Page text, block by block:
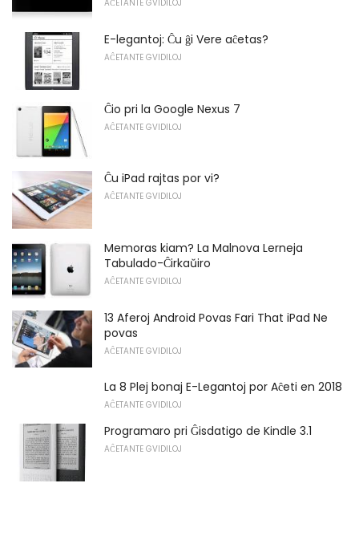
AĈETANTE GVIDILOJ
E-legantoj: Ĉu ĝi Vere aĉetas?
AĈETANTE GVIDILOJ
Ĉio pri la Google Nexus 7
AĈETANTE GVIDILOJ
Ĉu iPad rajtas por vi?
AĈETANTE GVIDILOJ
Memoras kiam? La Malnova Lerneja
Tabulado-Ĉirkaŭiro
AĈETANTE GVIDILOJ
13 Aferoj Android Povas Fari That iPad Ne
povas
AĈETANTE GVIDILOJ
La 8 Plej bonaj E-Legantoj por Aĉeti en 2018
AĈETANTE GVIDILOJ
Programaro pri Ĝisdatigo de Kindle 3.1
AĈETANTE GVIDILOJ